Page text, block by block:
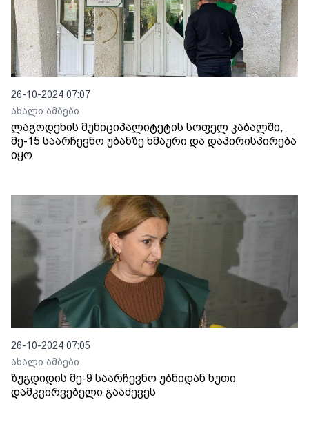
26-10-2024 07:07
ახალი ამბები
ლაგოდეხის მუნიციპალიტეტის სოფელ კაბალში,
მე-15 საარჩევნო უბანზე ხმაური და დაპირისპირება
იყო
26-10-2024 07:05
ახალი ამბები
ზუგდიდის მე-9 საარჩევნო უბნიდან ხუთი
დამკვირვებელი გააძევეს